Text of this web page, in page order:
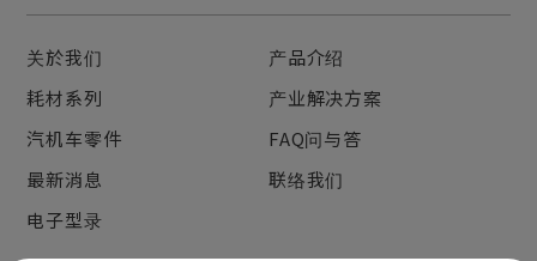
关於我们
产品介绍
耗材系列
产业解决方案
汽机车零件
FAQ问与答
最新消息
联络我们
电子型录